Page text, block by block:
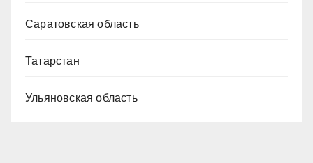
Саратовская область
Татарстан
Ульяновская область